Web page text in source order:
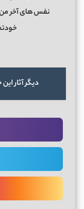
نفس های آخر من
دیگر آثار